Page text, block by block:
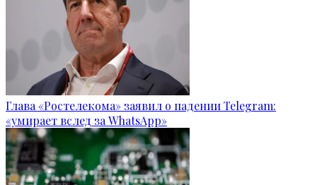
Глава «Ростелекома» заявил о падении Telegram:
«умирает вслед за WhatsApp»